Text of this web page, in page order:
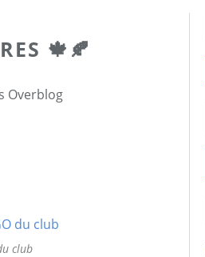
🍁🍂
Overblog
club